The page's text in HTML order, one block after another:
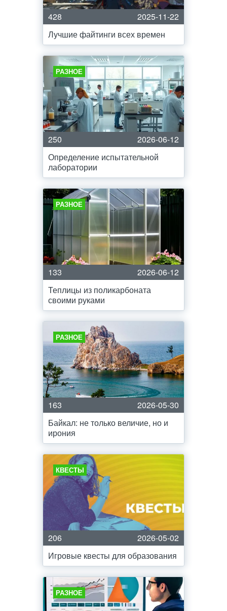
428
2025-11-22
Лучшие файтинги всех времен
РАЗНОЕ
250
2026-06-12
Определение испытательной
лаборатории
РАЗНОЕ
133
2026-06-12
Теплицы из поликарбоната
своими руками
РАЗНОЕ
163
2026-05-30
Байкал: не только величие, но и
ирония
КВЕСТЫ
206
2026-05-02
Игровые квесты для образования
РАЗНОЕ